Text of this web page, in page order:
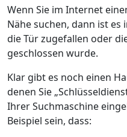
Wenn Sie im Internet
Nähe suchen, dann ist es
die Tür zugefallen oder
geschlossen wurde.
Klar gibt es noch einen
denen Sie
Ihrer Suchmaschine
Beispiel sein, dass: